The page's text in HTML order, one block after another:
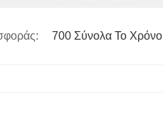
700 Σύνολα Το Χρόνο